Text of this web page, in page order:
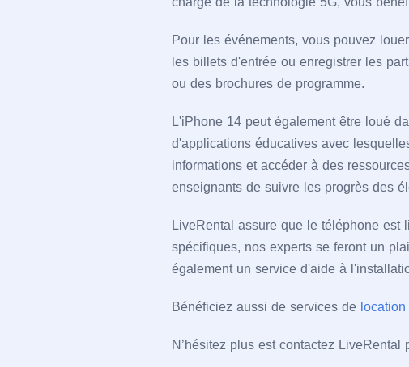
Pour les événements, vous pouvez
les billets d'entrée ou enregistrer les
ou des brochures de programme.
L'iPhone 14 peut également être loué
d'applications éducatives avec
informations et accéder à des
enseignants de suivre les progrès des
LiveRental assure que le téléphone
spécifiques, nos experts se feront un
également un service d'aide à
Bénéficiez aussi de services de
N’hésitez plus est contactez